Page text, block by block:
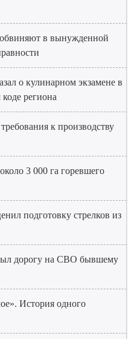
в вынужденной
о кулинарном экзамене в
региона
к производству
3 000 га горевшего
подготовку стрелков из
дорогу на СВО бывшему
История одного